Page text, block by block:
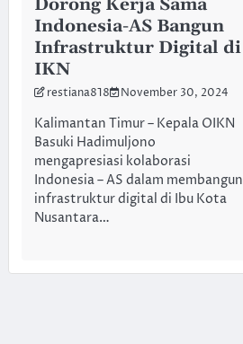
Dorong Kerja Sama
Indonesia-AS Bangun
Infrastruktur Digital di
IKN
restiana818 November 30, 2024
Kalimantan Timur – Kepala OIKN
Basuki Hadimuljono
mengapresiasi kolaborasi
Indonesia – AS dalam membangun
infrastruktur digital di Ibu Kota
Nusantara…